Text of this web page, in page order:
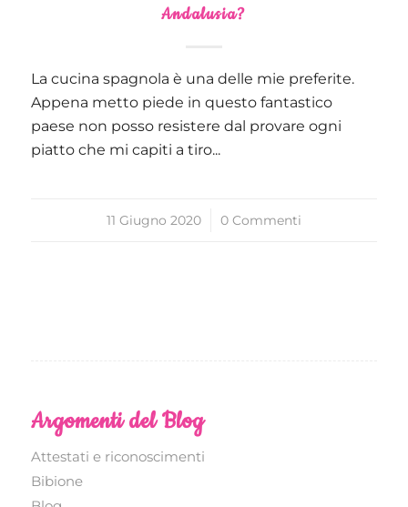
Andalusia?
La cucina spagnola è una delle mie preferite.
Appena metto piede in questo fantastico
paese non posso resistere dal provare ogni
piatto che mi capiti a tiro...
11 Giugno 2020
/ 0 Commenti
Argomenti del Blog
Attestati e riconoscimenti
Bibione